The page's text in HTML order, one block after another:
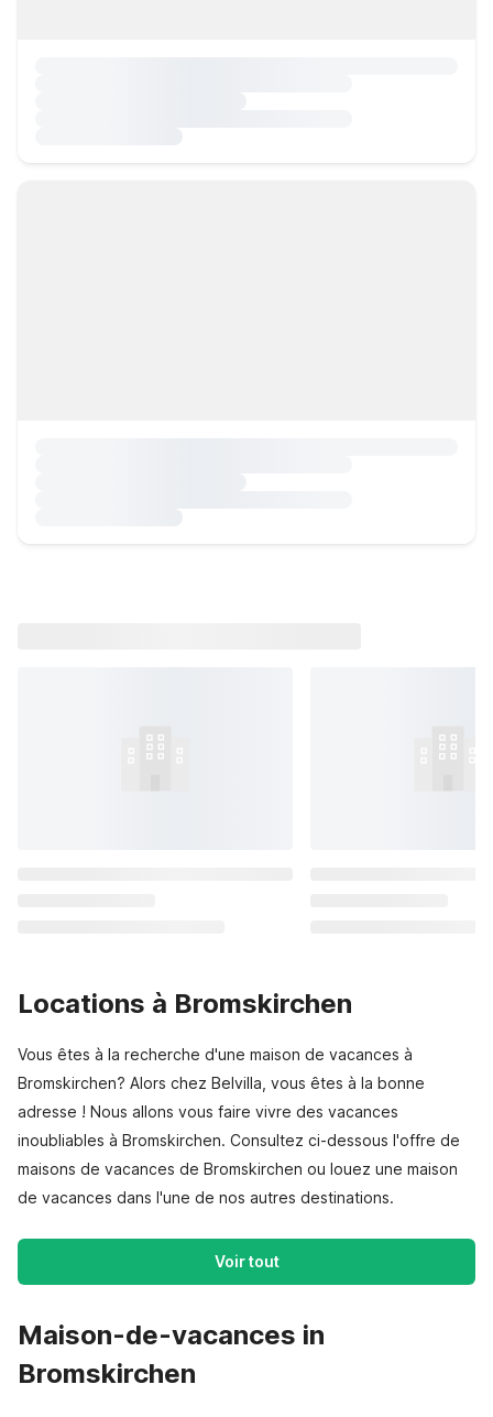
Locations à Bromskirchen
Vous êtes à la recherche d'une maison de vacances à
Bromskirchen? Alors chez Belvilla, vous êtes à la bonne
adresse ! Nous allons vous faire vivre des vacances
inoubliables à Bromskirchen. Consultez ci-dessous l'offre de
maisons de vacances de Bromskirchen ou louez une maison
de vacances dans l'une de nos autres destinations.
Voir tout
Maison-de-vacances in
Bromskirchen